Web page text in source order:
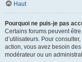
Haut
Pourquoi ne puis-je pas
Certains forums peuvent
d’utilisateurs. Pour
action, vous avez besoin
modérateur ou un